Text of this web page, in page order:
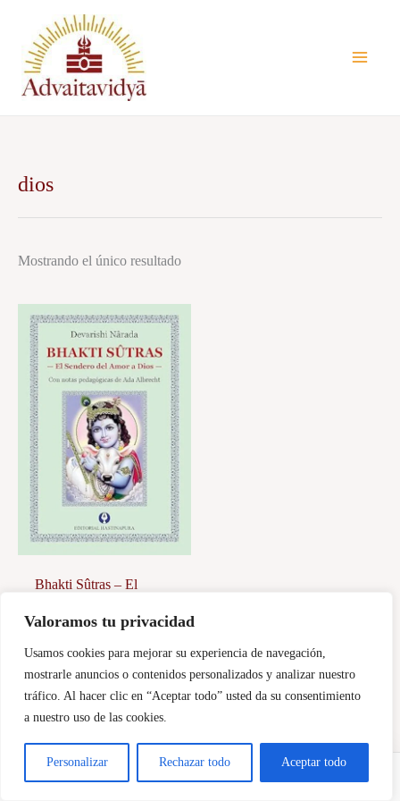
Valoramos tu privacidad
Usamos cookies para mejorar su experiencia de navegación,
mostrarle anuncios o contenidos personalizados y analizar nuestro
tráfico. Al hacer clic en “Aceptar todo” usted da su consentimiento
a nuestro uso de las cookies.
Personalizar Rechazar todo Aceptar todo
contenido
dios
Mostrando el único resultado
Bhakti Sûtras – El
Añadir al carrito